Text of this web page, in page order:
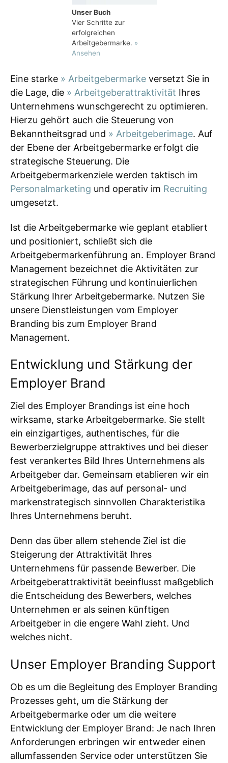
Unser Buch
Vier Schritte zur
erfolgreichen
Arbeitgebermarke. »
Ansehen
Eine starke » Arbeitgebermarke versetzt Sie in
die Lage, die » Arbeitgeberattraktivität Ihres
Unternehmens wunschgerecht zu optimieren.
Hierzu gehört auch die Steuerung von
Bekanntheitsgrad und » Arbeitgeberimage. Auf
der Ebene der Arbeitgebermarke erfolgt die
strategische Steuerung. Die
Arbeitgebermarkenziele werden taktisch im
Personalmarketing und operativ im Recruiting
umgesetzt.
Ist die Arbeitgebermarke wie geplant etabliert
und positioniert, schließt sich die
Arbeitgebermarkenführung an. Employer Brand
Management bezeichnet die Aktivitäten zur
strategischen Führung und kontinuierlichen
Stärkung Ihrer Arbeitgebermarke. Nutzen Sie
unsere Dienstleistungen vom Employer
Branding bis zum Employer Brand
Management.
Entwicklung und Stärkung der
Employer Brand
Ziel des Employer Brandings ist eine hoch
wirksame, starke Arbeitgebermarke. Sie stellt
ein einzigartiges, authentisches, für die
Bewerberzielgruppe attraktives und bei dieser
fest verankertes Bild Ihres Unternehmens als
Arbeitgeber dar. Gemeinsam etablieren wir ein
Arbeitgeberimage, das auf personal- und
markenstrategisch sinnvollen Charakteristika
Ihres Unternehmens beruht.
Denn das über allem stehende Ziel ist die
Steigerung der Attraktivität Ihres
Unternehmens für passende Bewerber. Die
Arbeitgeberattraktivität beeinflusst maßgeblich
die Entscheidung des Bewerbers, welches
Unternehmen er als seinen künftigen
Arbeitgeber in die engere Wahl zieht. Und
welches nicht.
Unser Employer Branding Support
Ob es um die Begleitung des Employer Branding
Prozesses geht, um die Stärkung der
Arbeitgebermarke oder um die weitere
Entwicklung der Employer Brand: Je nach Ihren
Anforderungen erbringen wir entweder einen
allumfassenden Service oder unterstützen Sie